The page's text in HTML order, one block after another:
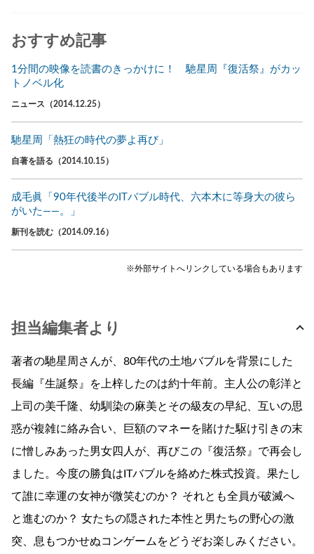
おすすめ記事
1分間の映像を読書のきっかけに！ 馳星周『復活祭』がカッ
トノベル化
ニュース（2014.12.25）
馳星周「熱狂の時代の夢よ再び」
自著を語る（2014.10.15）
成毛眞「90年代後半のITバブル時代、六本木に等身大の彼ら
がいた――。」
新刊を読む（2014.09.16）
※外部サイトへリンクしている場合もあります
担当編集者より
著者の馳星周さんが、80年代の土地バブルを背景にした
長編『生誕祭』を上梓したのは約十年前。主人公の彰洋と
上司の美千隆、幼馴染の麻美とその級友の早紀、互いの思
惑が複雑に絡み合い、巨額のマネーを賭けた駆け引きの末
に憎しみあった男女四人が、再びこの『復活祭』で再会し
ました。今度の勝負はITバブルを絡めた株式投資。果たし
て誰に幸運の女神が微笑むのか？ それとも全員が破滅へ
と進むのか？ 女たちの隠された本性と男たちの野心の激
突、息もつかせぬコンゲームをどうぞお楽しみください。